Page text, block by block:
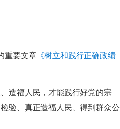
重要文章 《树立和践行正确政绩
造福人民，才能践行好党的宗
验、真正造福人民、得到群众公